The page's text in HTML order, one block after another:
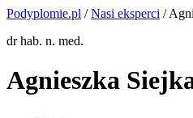
Podyplomie.pl /Nasi eksperci /
dr hab. n. med.
Agnieszka